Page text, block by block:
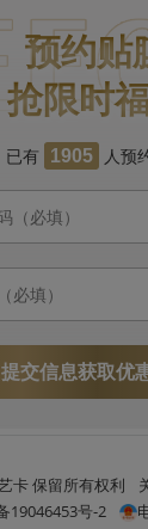
预约贴
抢限时
已有 1905 人预
提交信息获取优
卡 保留所有权利
19046453号-2